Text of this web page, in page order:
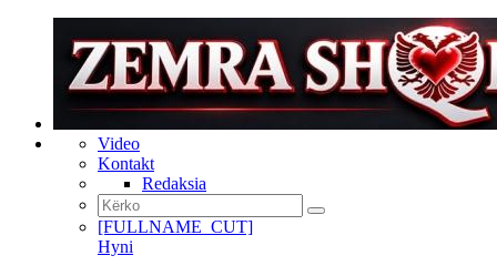
Video
Kontakt
Redaksia
[FULLNAME_CUT]
Hyni